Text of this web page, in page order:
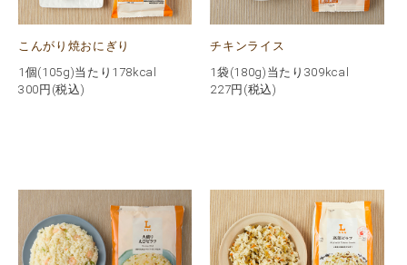
こんがり焼おにぎり
1個(105g)当たり178kcal
300 円(税込)
チキンライス
1袋(180g)当たり309kcal
227円(税込)